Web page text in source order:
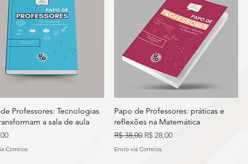
Professores: Tecnologias
a sala de aula
Correios
Papo de Professores: práticas e
reflexões na Matemática
Preço normal
R$ 38,00 Preço promocional
R$ 28,00
Envio via Correios